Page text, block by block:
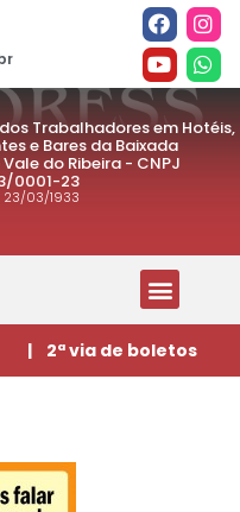
Trabalhadores em Hotéis,
e Bares da Baixada
do Ribeira - CNPJ
0001-23
23/03/1933
| 2ª via de boletos